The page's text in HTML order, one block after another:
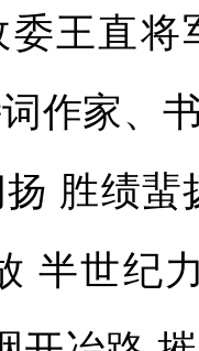
王直
作家、
胜绩
半世纪